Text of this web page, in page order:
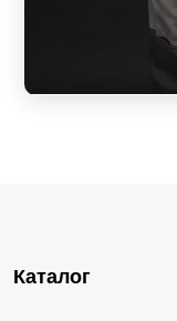
Каталог